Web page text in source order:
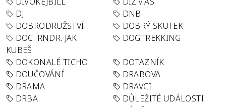
DJ
DNB
DOBRODRUŽSTVÍ
DOBRÝ SKUTEK
DOC. RNDR. JAK
KUBEŠ
DOGTREKKING
DOKONALÉ TICHO
DOTAZNÍK
DOUČOVÁNÍ
DRABOVA
DRAMA
DRAVCI
DRBA
DŮLEŽITÉ UDÁLOSTI